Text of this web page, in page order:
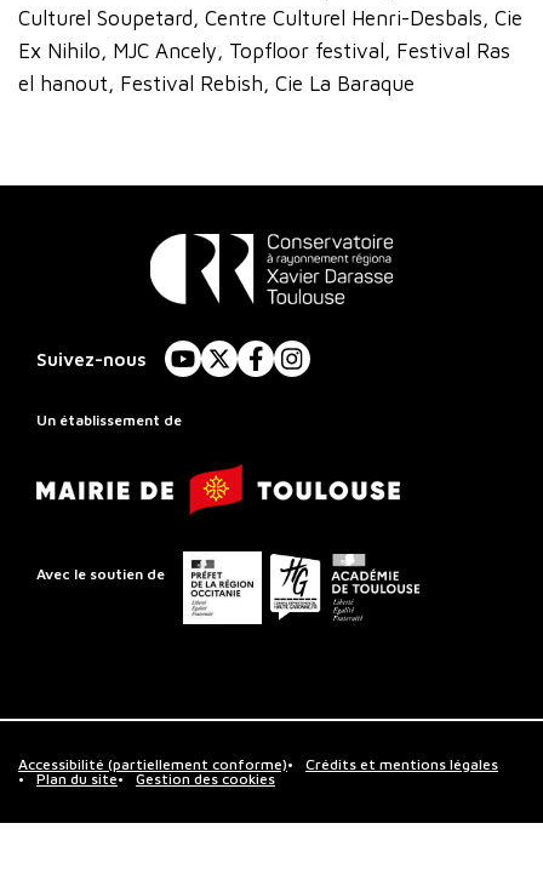
Culturel Soupetard, Centre Culturel Henri-Desbals, Cie
Ex Nihilo, MJC Ancely, Topfloor festival, Festival Ras
el hanout, Festival Rebish, Cie La Baraque
Rayonnement
Régional
Toulouse
Suivez-nous
YouTube
X FacebookInstagram
Un établissement de
Mairie
de
Avec le soutien de
Préfet
de
la
Conseil
départemental
Académie
de
Accessibilité (partiellement conforme)
Crédits et mentions légales
Plan du site
Gestion des cookies